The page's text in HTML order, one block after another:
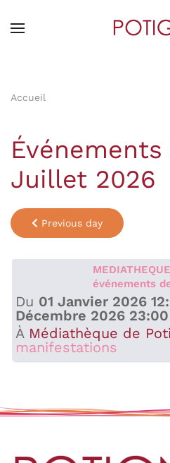
content
Accueil
Juillet 2026
Previous day
événements
Du 01 Janvier 2026
Décembre 2026 23:00
À Médiathèque de
manifestations